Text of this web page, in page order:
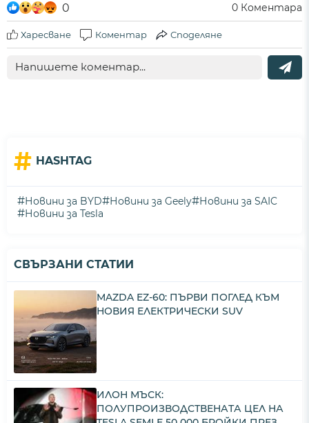
0 0 Коментара
Харесване Коментар Споделяне
# HASHTAG
#Новини за BYD#Новини за Geely#Новини за SAIC
#Новини за Tesla
СВЪРЗАНИ СТАТИИ
MAZDA EZ-60: ПЪРВИ ПОГЛЕД КЪМ
НОВИЯ ЕЛЕКТРИЧЕСКИ SUV
ИЛОН МЪСК:
ПОЛУПРОИЗВОДСТВЕНАТА ЦЕЛ НА